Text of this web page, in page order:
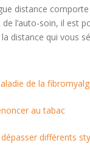
distance
l’auto-soin, il est
distance qui vous
de la
au tabac
différents